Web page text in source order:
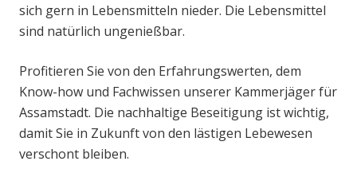
sich gern in Lebensmitteln nieder. Die Lebensmittel
sind natürlich ungenießbar.
Profitieren Sie von den Erfahrungswerten, dem
Know-how und Fachwissen unserer Kammerjäger für
Assamstadt. Die nachhaltige Beseitigung ist wichtig,
damit Sie in Zukunft von den lästigen Lebewesen
verschont bleiben.